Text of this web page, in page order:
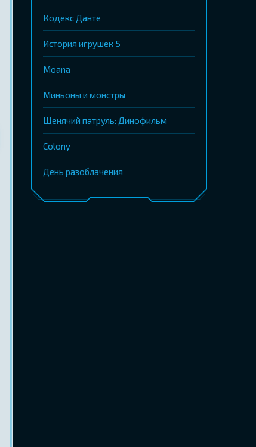
Кодекс Данте
История игрушек 5
Moana
Миньоны и монстры
Щенячий патруль: Динофильм
Colony
День разоблачения